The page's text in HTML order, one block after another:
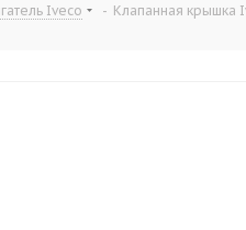
Iveco - Клапанная крышка